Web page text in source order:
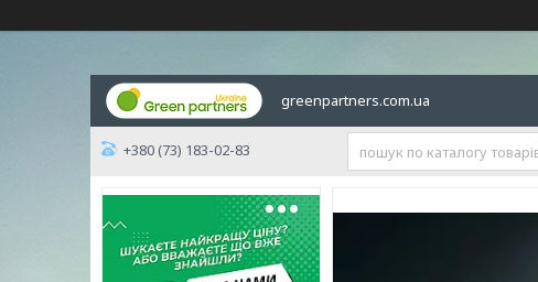
greenpartners.com.ua
+380 (73) 183-02-83